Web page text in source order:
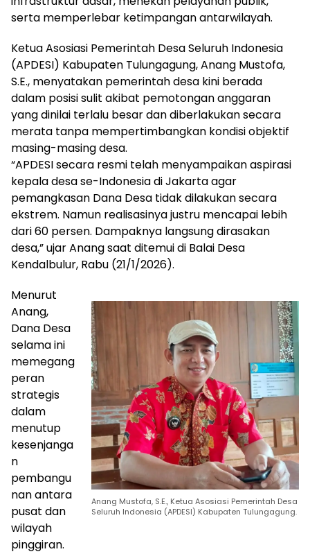
serta memperlebar ketimpangan antarwilayah.
Ketua Asosiasi Pemerintah Desa Seluruh Indonesia
(APDESI) Kabupaten Tulungagung, Anang Mustofa,
S.E., menyatakan pemerintah desa kini berada
dalam posisi sulit akibat pemotongan anggaran
yang dinilai terlalu besar dan diberlakukan secara
merata tanpa mempertimbangkan kondisi objektif
masing-masing desa.
“APDESI secara resmi telah menyampaikan aspirasi
kepala desa se-Indonesia di Jakarta agar
pemangkasan Dana Desa tidak dilakukan secara
ekstrem. Namun realisasinya justru mencapai lebih
dari 60 persen. Dampaknya langsung dirasakan
desa,” ujar Anang saat ditemui di Balai Desa
Kendalbulur, Rabu (21/1/2026).
Anang Mustofa, S.E., Ketua Asosiasi Pemerintah Desa
Seluruh Indonesia (APDESI) Kabupaten Tulungagung.
Menurut
Anang,
Dana Desa
selama ini
memegang
peran
strategis
dalam
menutup
kesenjanga
n
pembangu
nan antara
pusat dan
wilayah
pinggiran.